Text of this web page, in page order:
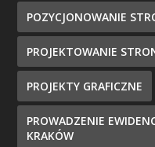
POZYCJONOWANIE
PROJEKTOWANIE
PROJEKTY GRAFICZNE
PROWADZENIE
KRAKÓW